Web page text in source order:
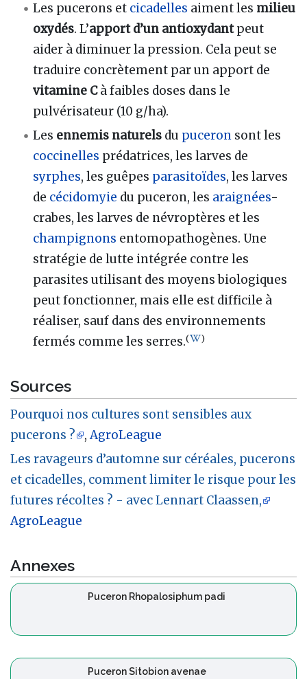
Les pucerons et cicadelles aiment les milieu
oxydés. L’apport d’un antioxydantpeut
aider à diminuer la pression. Cela peut se
traduire concrètement par un apport de
vitamine Cà faibles doses dans le
pulvérisateur (10 g/ha).
Les ennemis naturels du puceron sont les
coccinelles prédatrices, les larves de
syrphes, les guêpes parasitoïdes, les larves
de cécidomyie du puceron, les araignées-
crabes, les larves de névroptères et les
champignons entomopathogènes. Une
stratégie de lutte intégrée contre les
parasites utilisant des moyens biologiques
peut fonctionner, mais elle est difficile à
réaliser, sauf dans des environnements
fermés comme les serres.( )
Sources
Pourquoi nos cultures sont sensibles aux
pucerons ?
,AgroLeague
Les ravageurs d’automne sur céréales, pucerons
et cicadelles, comment limiter le risque pour les
futures récoltes ? - avec Lennart Claassen,
AgroLeague
Annexes
Puceron Rhopalosiphum padi
Puceron Sitobion avenae